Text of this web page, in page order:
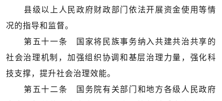
县级以上人民政府财政部门依法开展资金使用等情
况的指导和监督。
第五十一条 国家将民族事务纳入共建共治共享的
社会治理机制，加强组织协调和基层治理力量，强化科
技支撑，提升社会治理效能。
第五十二条 国务院有关部门和地方各级人民政府